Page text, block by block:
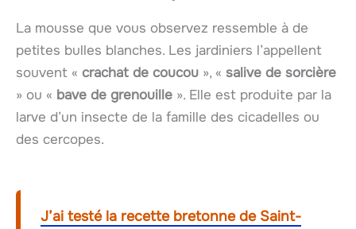
La mousse que vous observez ressemble à de
petites bulles blanches. Les jardiniers l’appellent
souvent « crachat de coucou », « salive de sorcière
» ou « bave de grenouille ». Elle est produite par la
larve d’un insecte de la famille des cicadelles ou
des cercopes.
J’ai testé la recette bretonne de Saint-